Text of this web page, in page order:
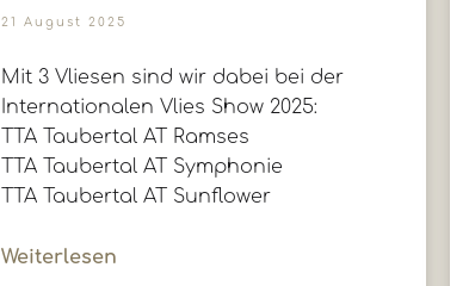
21 August 2025
Mit 3 Vliesen sind wir dabei bei der
Internationalen Vlies Show 2025:
TTA Taubertal AT Ramses
TTA Taubertal AT Symphonie
TTA Taubertal AT Sunflower
Weiterlesen